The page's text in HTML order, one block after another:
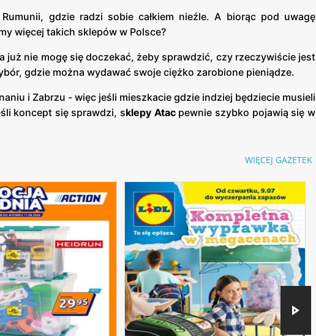
gdzie radzi sobie całkiem nieźle. A biorąc pod uwagę
więcej takich sklepów w Polsce?
już nie mogę się doczekać, żeby sprawdzić, czy rzeczywiście jest
gdzie można wydawać swoje ciężko zarobione pieniądze.
i Zabrzu - więc jeśli mieszkacie gdzie indziej będziecie musieli
koncept się sprawdzi, sklepy Atacpewnie szybko pojawią się w